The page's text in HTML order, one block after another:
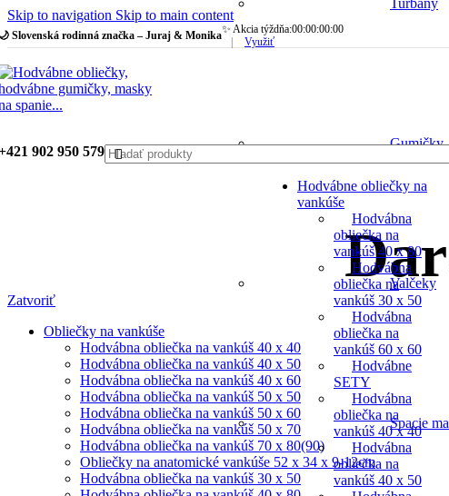
Skip to navigation Skip to main content
Slovenská rodinná značka – Juraj & Monika✨ Akcia týždňa:00:00:00:00
Využiť
Gumičky
Valčeky
Spacie
902 950 579
Hodvábne obliečky na
vankúše
Hodvábna
obliečka na
vankúš 40 x 80
Hodvábna
obliečka na
vankúš 30 x 50
Hodvábna
obliečka na
vankúš 60 x 60
Hodvábne
SETY
Hodvábna
obliečka na
vankúš 40 x 40
Hodvábna
obliečka na
vankúš 40 x 50
Zatvoriť
Obliečky na vankúše
Hodvábna obliečka na vankúš 40 x 40
Hodvábna obliečka na vankúš 40 x 50
Hodvábna obliečka na vankúš 40 x 60
Hodvábna obliečka na vankúš 50 x 50
Hodvábna obliečka na vankúš 50 x 60
Hodvábna obliečka na vankúš 50 x 70
Hodvábna obliečka na vankúš 70 x 80(90)
Obliečky na anatomické vankúše 52 x 34 x 9-12cm
Hodvábna obliečka na vankúš 30 x 50